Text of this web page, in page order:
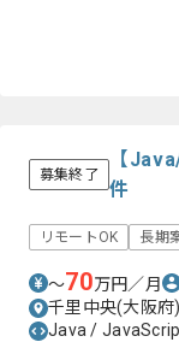
募集終了
【
件
リモートOK 長期
〜70万円／月
千里中央(大阪
Java /